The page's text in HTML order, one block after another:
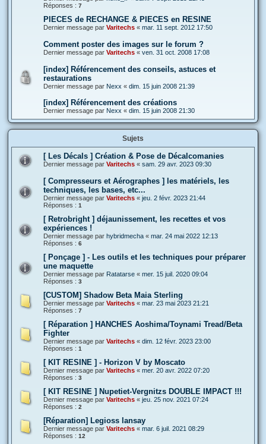
Réponses : 7
PIECES de RECHANGE & PIECES en RESINE
Dernier message par Varitechs « mar. 11 sept. 2012 17:50
Comment poster des images sur le forum ?
Dernier message par Varitechs « ven. 31 oct. 2008 17:08
[index] Référencement des conseils, astuces et
restaurations
Dernier message par Nexx « dim. 15 juin 2008 21:39
[index] Référencement des créations
Dernier message par Nexx « dim. 15 juin 2008 21:30
Sujets
[ Les Décals ] Création & Pose de Décalcomanies
Dernier message par Varitechs « sam. 29 avr. 2023 09:30
[ Compresseurs et Aérographes ] les matériels, les
techniques, les bases, etc...
Dernier message par Varitechs « jeu. 2 févr. 2023 21:44
Réponses : 1
[ Retrobright ] déjaunissement, les recettes et vos
expériences !
Dernier message par hybridmecha « mar. 24 mai 2022 12:13
Réponses : 6
[ Ponçage ] - Les outils et les techniques pour préparer
une maquette
Dernier message par Ratatarse « mer. 15 juil. 2020 09:04
Réponses : 3
[CUSTOM] Shadow Beta Maia Sterling
Dernier message par Varitechs « mar. 23 mai 2023 21:21
Réponses : 7
[ Réparation ] HANCHES Aoshima/Toynami Tread/Beta
Fighter
Dernier message par Varitechs « dim. 12 févr. 2023 23:00
Réponses : 1
[ KIT RESINE ] - Horizon V by Moscato
Dernier message par Varitechs « mer. 20 avr. 2022 07:20
Réponses : 3
[ KIT RESINE ] Nupetiet-Vergnitzs DOUBLE IMPACT !!!
Dernier message par Varitechs « jeu. 25 nov. 2021 07:24
Réponses : 2
[Réparation] Legioss lansay
Dernier message par Varitechs « mar. 6 juil. 2021 08:29
Réponses : 12